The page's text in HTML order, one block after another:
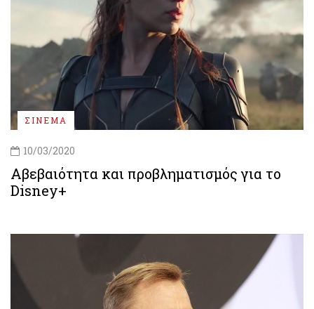
ΣΙΝΕΜΑ
10/03/2020
Αβεβαιότητα και προβληματισμός για το
Disney+